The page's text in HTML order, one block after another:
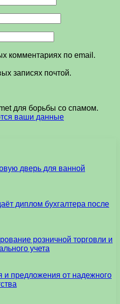
комментариях по email.
записях почтой.
для борьбы со спамом.
ваши данные
дверь для ванной
диплом бухгалтера после
розничной торговли и
учета
предложения от надежного